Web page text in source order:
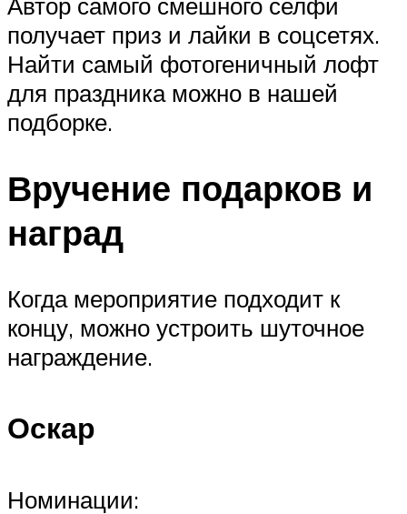
получает приз и лайки в соцсетях.
Найти самый фотогеничный лофт
для праздника можно в нашей
подборке.
Вручение подарков и
наград
Когда мероприятие подходит к
концу, можно устроить шуточное
награждение.
Оскар
Номинации: